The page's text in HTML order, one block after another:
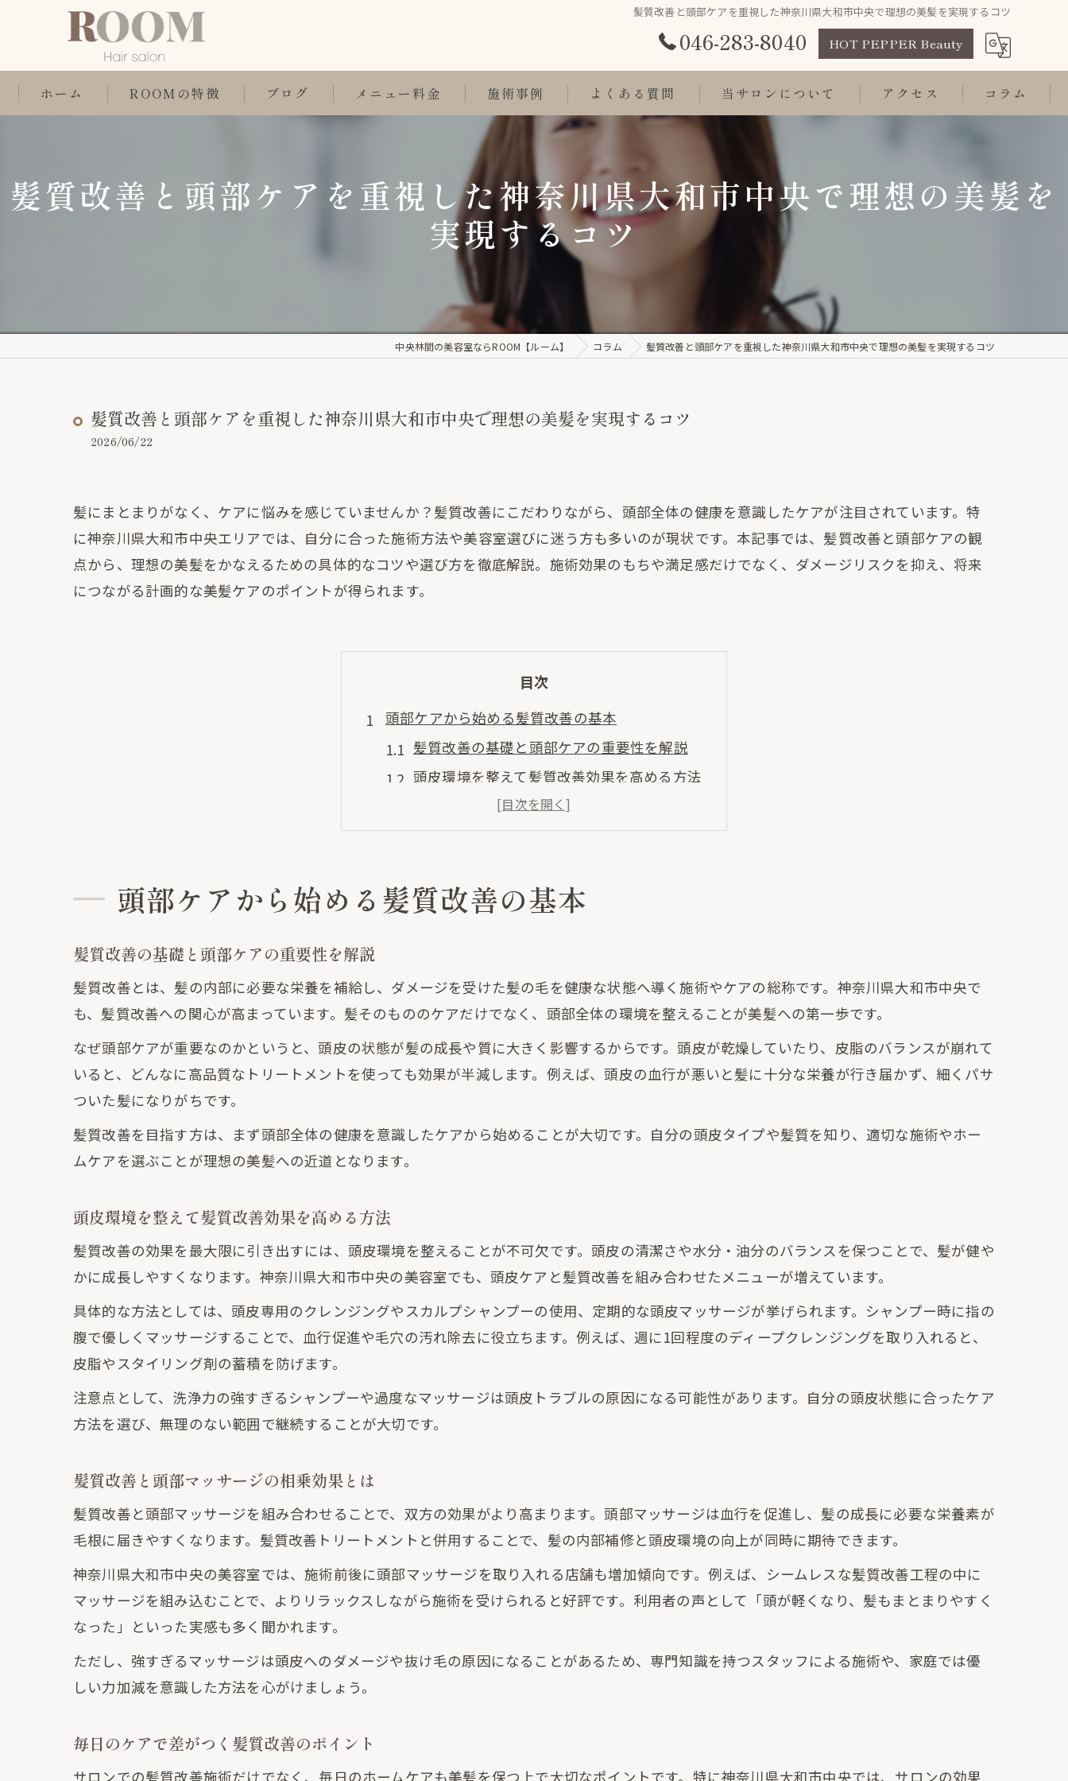
髪質改善と頭部ケアを重視した神奈川県大和市中央で理想の美髪を実現するコツ
046-283-8040 HOT PEPPER Beauty
ホーム ROOMの特徴 ブログ メニュー料金 施術事例 よくある質問 当サロンについて
トリートメント
縮毛矯正
アクセス コラム
髪質改善と頭部ケアを重視した神奈川県大和市中央で理想の美髪を
実現するコツ
中央林間の美容室ならROOM【ルーム】 コラム 髪質改善と頭部ケアを重視した神奈川県大和市中央で理想の美髪を実現するコツ
髪質改善と頭部ケアを重視した神奈川県大和市中央で理想の美髪を実現するコツ
2026/06/22
髪にまとまりがなく、ケアに悩みを感じていませんか？髪質改善にこだわりながら、頭部全体の健康を意識したケアが注目されています。特
に神奈川県大和市中央エリアでは、自分に合った施術方法や美容室選びに迷う方も多いのが現状です。本記事では、髪質改善と頭部ケアの観
点から、理想の美髪をかなえるための具体的なコツや選び方を徹底解説。施術効果のもちや満足感だけでなく、ダメージリスクを抑え、将来
につながる計画的な美髪ケアのポイントが得られます。
目次
頭部ケアから始める髪質改善の基本
髪質改善の基礎と頭部ケアの重要性を解説
頭皮環境を整えて髪質改善効果を高める方法
髪質改善と頭部マッサージの相乗効果とは
毎日のケアで差がつく髪質改善のポイント
髪質改善を求める方に知ってほしい選び方
髪質改善トリートメントを選ぶ際の注意点
髪質改善と縮毛矯正の違いを理解して選択
髪質改善の効果を最大化する選び方の基準
トリートメント選定で美髪へ導く秘訣
シームレス髪質改善の特徴と効果的な活用法
縮毛矯正と髪質改善の違いを詳しく解説
縮毛矯正と髪質改善の基本的な違いを比較
髪質改善と縮毛矯正どちらが自分に合うか
髪質改善と縮毛矯正のメリット・デメリット
髪質改善でカバーできる悩みとできない悩み
ダメージを抑えた施術で理想の髪質へ
髪質改善とダメージ予防に役立つポイント
髪質改善で髪の強さとツヤを維持する方法
失敗しない髪質改善のダメージケア対策
施術後の美髪持続に役立つポイント
髪質改善の効果を長持ちさせるホームケア術
頭部ケアから始める髪質改善の基本
髪質改善の基礎と頭部ケアの重要性を解説
髪質改善とは、髪の内部に必要な栄養を補給し、ダメージを受けた髪の毛を健康な状態へ導く施術やケアの総称です。神奈川県大和市中央で
も、髪質改善への関心が高まっています。髪そのもののケアだけでなく、頭部全体の環境を整えることが美髪への第一歩です。
なぜ頭部ケアが重要なのかというと、頭皮の状態が髪の成長や質に大きく影響するからです。頭皮が乾燥していたり、皮脂のバランスが崩れて
いると、どんなに高品質なトリートメントを使っても効果が半減します。例えば、頭皮の血行が悪いと髪に十分な栄養が行き届かず、細くパサ
ついた髪になりがちです。
髪質改善を目指す方は、まず頭部全体の健康を意識したケアから始めることが大切です。自分の頭皮タイプや髪質を知り、適切な施術やホー
ムケアを選ぶことが理想の美髪への近道となります。
頭皮環境を整えて髪質改善効果を高める方法
髪質改善の効果を最大限に引き出すには、頭皮環境を整えることが不可欠です。頭皮の清潔さや水分・油分のバランスを保つことで、髪が健や
かに成長しやすくなります。神奈川県大和市中央の美容室でも、頭皮ケアと髪質改善を組み合わせたメニューが増えています。
具体的な方法としては、頭皮専用のクレンジングやスカルプシャンプーの使用、定期的な頭皮マッサージが挙げられます。シャンプー時に指の
腹で優しくマッサージすることで、血行促進や毛穴の汚れ除去に役立ちます。例えば、週に1回程度のディープクレンジングを取り入れると、
皮脂やスタイリング剤の蓄積を防げます。
注意点として、洗浄力の強すぎるシャンプーや過度なマッサージは頭皮トラブルの原因になる可能性があります。自分の頭皮状態に合ったケア
方法を選び、無理のない範囲で継続することが大切です。
髪質改善と頭部マッサージの相乗効果とは
髪質改善と頭部マッサージを組み合わせることで、双方の効果がより高まります。頭部マッサージは血行を促進し、髪の成長に必要な栄養素が
毛根に届きやすくなります。髪質改善トリートメントと併用することで、髪の内部補修と頭皮環境の向上が同時に期待できます。
神奈川県大和市中央の美容室では、施術前後に頭部マッサージを取り入れる店舗も増加傾向です。例えば、シームレスな髪質改善工程の中に
マッサージを組み込むことで、よりリラックスしながら施術を受けられると好評です。利用者の声として「頭が軽くなり、髪もまとまりやすく
なった」といった実感も多く聞かれます。
ただし、強すぎるマッサージは頭皮へのダメージや抜け毛の原因になることがあるため、専門知識を持つスタッフによる施術や、家庭では優
しい力加減を意識した方法を心がけましょう。
毎日のケアで差がつく髪質改善のポイント
サロンでの髪質改善施術だけでなく、毎日のホームケアも美髪を保つ上で大切なポイントです。特に神奈川県大和市中央では、サロンの効果